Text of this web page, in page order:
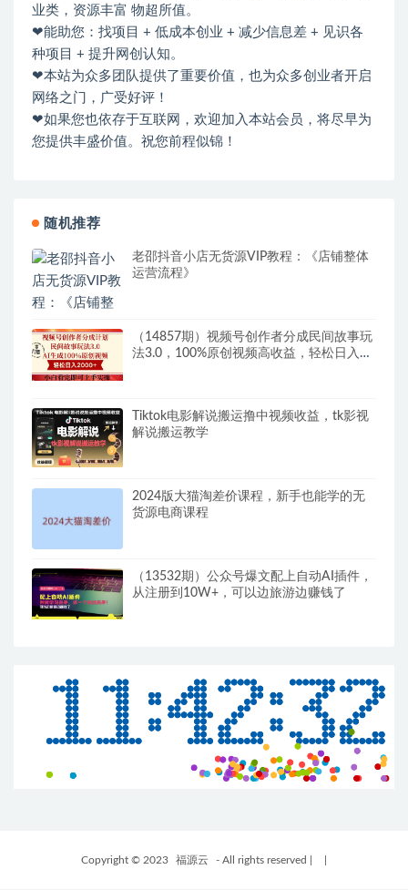
业类，资源丰富 物超所值。
❤能助您：找项目 + 低成本创业 + 减少信息差 + 见识各
种项目 + 提升网创认知。
❤本站为众多团队提供了重要价值，也为众多创业者开启
网络之门，广受好评！
❤如果您也依存于互联网，欢迎加入本站会员，将尽早为
您提供丰盛价值。祝您前程似锦！
随机推荐
老邵抖音小店无货源VIP教程：《店铺整体
运营流程》
（14857期）视频号创作者分成民间故事玩
法3.0，100%原创视频高收益，轻松日入
Tiktok电影解说搬运撸中视频收益，tk影视
解说搬运教学
2024版大猫淘差价课程，新手也能学的无
货源电商课程
（13532期）公众号爆文配上自动AI插件，
从注册到10W+，可以边旅游边赚钱了
Copyright © 2023 福源云 - All rights reserved